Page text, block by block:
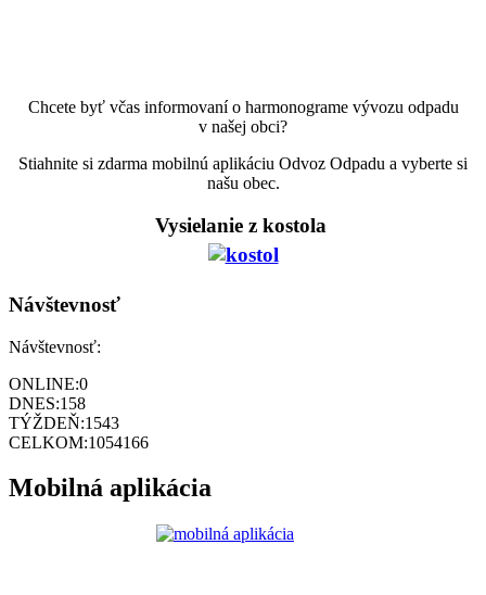
Chcete byť včas informovaní o harmonograme vývozu odpadu
v našej obci?
Stiahnite si zdarma mobilnú aplikáciu Odvoz Odpadu a vyberte si
našu obec.
Vysielanie z kostola
Návštevnosť
Návštevnosť:
ONLINE:0
DNES:158
TÝŽDEŇ:1543
CELKOM:1054166
Mobilná aplikácia